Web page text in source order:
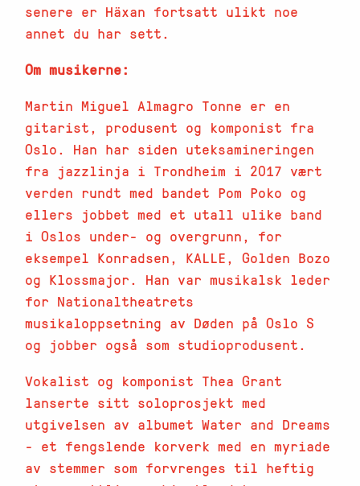
senere er Häxan fortsatt ulikt noe
annet du har sett.
Om musikerne:
Martin Miguel Almagro Tonne er en
gitarist, produsent og komponist fra
Oslo. Han har siden uteksamineringen
fra jazzlinja i Trondheim i 2017 vært
verden rundt med bandet Pom Poko og
ellers jobbet med et utall ulike band
i Oslos under- og overgrunn, for
eksempel Konradsen, KALLE, Golden Bozo
og Klossmajor. Han var musikalsk leder
for Nationaltheatrets
musikaloppsetning av Døden på Oslo S
og jobber også som studioprodusent.
Vokalist og komponist Thea Grant
lanserte sitt soloprosjekt med
utgivelsen av albumet Water and Dreams
- et fengslende korverk med en myriade
av stemmer som forvrenges til heftig